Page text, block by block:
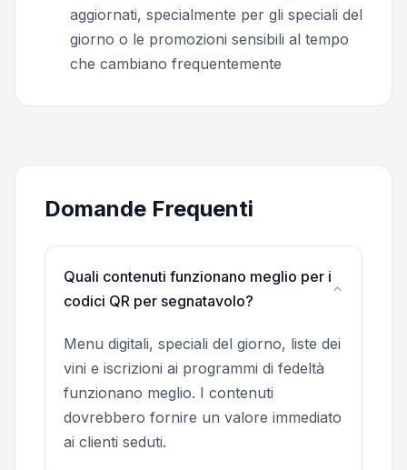
aggiornati, specialmente per gli speciali del
giorno o le promozioni sensibili al tempo
che cambiano frequentemente
Domande Frequenti
Quali contenuti funzionano meglio per i
codici QR per segnatavolo?
Menu digitali, speciali del giorno, liste dei
vini e iscrizioni ai programmi di fedeltà
funzionano meglio. I contenuti
dovrebbero fornire un valore immediato
ai clienti seduti.